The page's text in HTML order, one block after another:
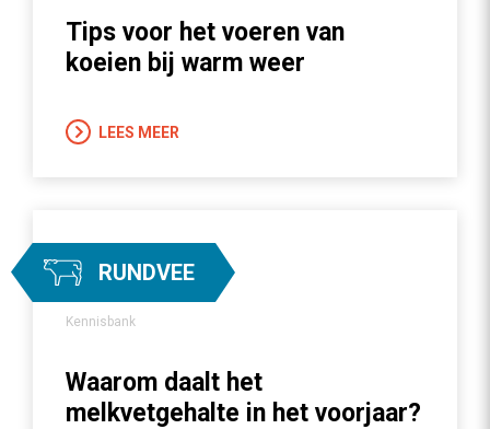
Tips voor het voeren van
koeien bij warm weer
LEES MEER
RUNDVEE
Kennisbank
Waarom daalt het
melkvetgehalte in het voorjaar?